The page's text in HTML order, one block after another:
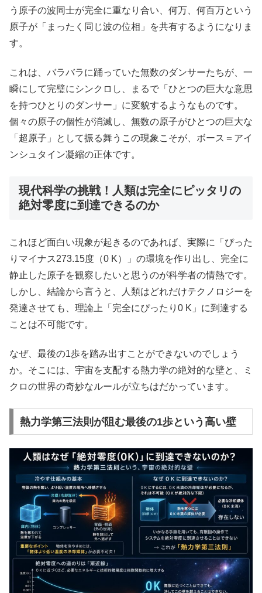
う原子の波同士が完全に重なり合い、何万、何百万という
原子が「まったく同じ波の位相」を共有するようになりま
す。
これは、バラバラに踊っていた無数のダンサーたちが、一
瞬にして完璧にシンクロし、まるで「ひとつの巨大な意思
を持つひとりのダンサー」に変貌するようなものです。
個々の原子の個性が消滅し、無数の原子がひとつの巨大な
「超原子」として振る舞うこの現象こそが、ボース＝アイ
ンシュタイン凝縮の正体です。
現代科学の挑戦！人類は完全にピッタリの
絶対零度に到達できるのか
これほど面白い現象が起きるのであれば、実際に「ぴった
りマイナス273.15度（0 K）」の環境を作り出し、完全に
静止した原子を観察したいと思うのが科学者の情熱です。
しかし、結論から言うと、人類はどれだけテクノロジーを
発達させても、理論上「完全にぴったり0 K」に到達する
ことは不可能です。
なぜ、最後の1歩を踏み出すことができないのでしょう
か。そこには、宇宙を支配する熱力学の絶対的な壁と、ミ
クロの世界の奇妙なルールが立ちはだかっています。
熱力学第三法則が阻む最後の1歩という高い壁